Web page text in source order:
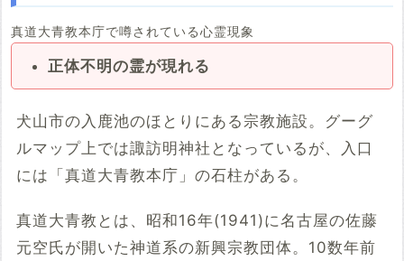
真道大青教本庁で噂されている心霊現象
正体不明の霊が現れる
犬山市の入鹿池のほとりにある宗教施設。グーグ
ルマップ上では諏訪明神社となっているが、入口
には「真道大青教本庁」の石柱がある。
真道大青教とは、昭和16年(1941)に名古屋の佐藤
元空氏が開いた神道系の新興宗教団体。10数年前